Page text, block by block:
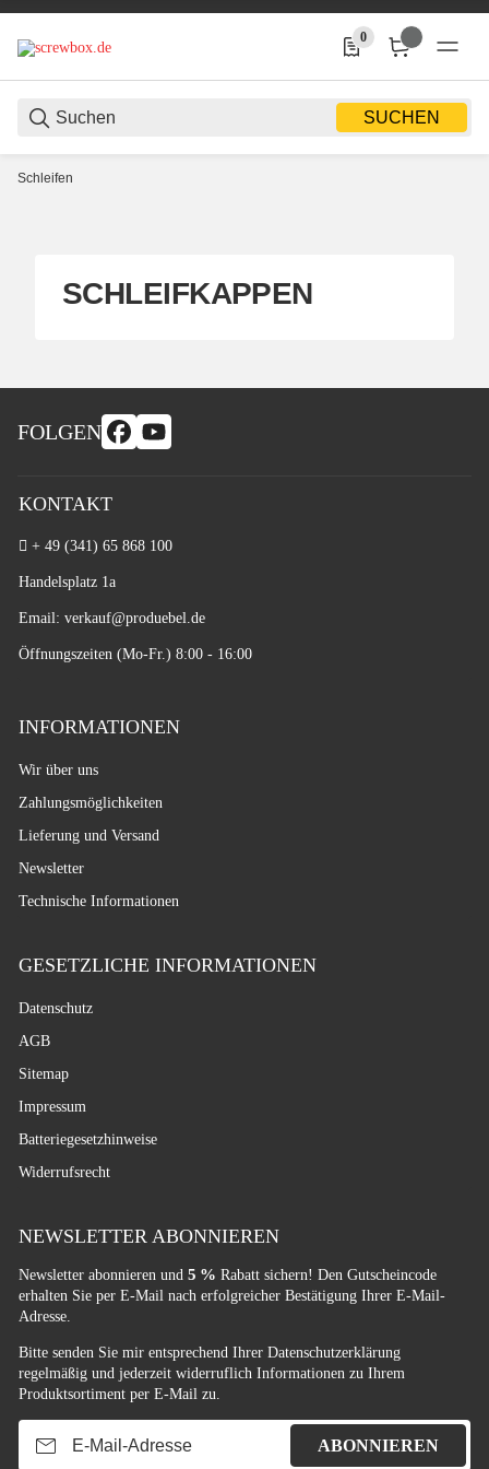
SUCHEN
0
0 Produkte in der Liste
Schleifen
SCHLEIFKAPPEN
FOLGEN
KONTAKT
+ 49 (341) 65 868 100
Handelsplatz 1a
Email: verkauf@produebel.de
Öffnungszeiten (Mo-Fr.) 8:00 - 16:00
INFORMATIONEN
Wir über uns
Zahlungsmöglichkeiten
Lieferung und Versand
Newsletter
Technische Informationen
GESETZLICHE INFORMATIONEN
Datenschutz
AGB
Sitemap
Impressum
Batteriegesetzhinweise
Widerrufsrecht
NEWSLETTER ABONNIEREN
Newsletter abonnieren und 5 % Rabatt sichern! Den Gutscheincode
erhalten Sie per E-Mail nach erfolgreicher Bestätigung Ihrer E-Mail-
Adresse.
Bitte senden Sie mir entsprechend Ihrer Datenschutzerklärung
regelmäßig und jederzeit widerruflich Informationen zu Ihrem
Produktsortiment per E-Mail zu.
ABONNIEREN